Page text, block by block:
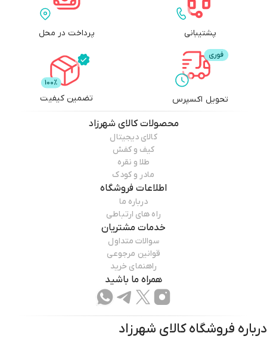
پشتیبانی پرداخت در محل
تحویل اکسپرس تضمین کیفیت
محصولاتکالای شهرزاد
کالای دیجیتال
کیف و کفش
طلا و نقره
مادر و کودک
اطلاعات فروشگاه
درباره ما
راه های ارتباطی
خدمات مشتریان
سوالات متداول
قوانین مرجوعی
راهنمای خرید
همراه ما باشید
درباره فروشگاهکالای شهرزاد